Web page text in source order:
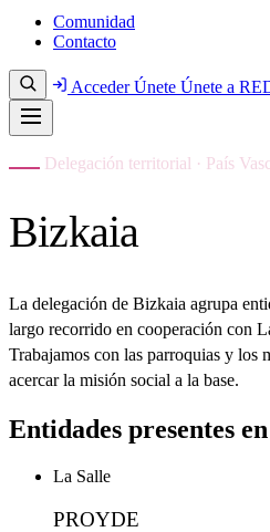
Comunidad
Contacto
AccederÚnete Únete a
Delegación territorial · País
Bizkaia
La delegación de Bizkaia agrupa
largo recorrido en cooperación con
Trabajamos con las parroquias y los
acercar la misión social a la base.
Entidades presentes
La Salle
PROYDE